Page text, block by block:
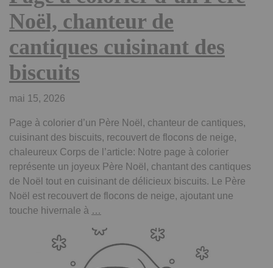
Noël, chanteur de
cantiques cuisinant des
biscuits
mai 15, 2026
Page à colorier d’un Père Noël, chanteur de cantiques,
cuisinant des biscuits, recouvert de flocons de neige,
chaleureux Corps de l’article: Notre page à colorier
représente un joyeux Père Noël, chantant des cantiques
de Noël tout en cuisinant de délicieux biscuits. Le Père
Noël est recouvert de flocons de neige, ajoutant une
touche hivernale à …
d’un